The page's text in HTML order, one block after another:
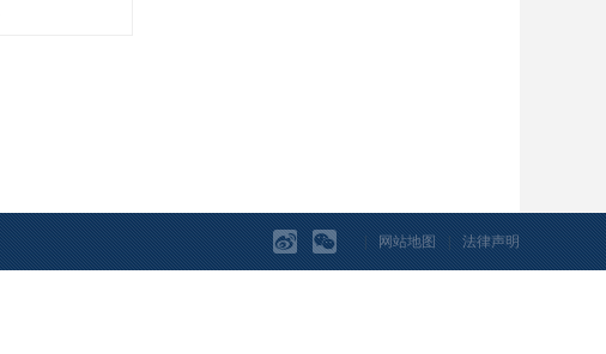
网站地图 法律声明